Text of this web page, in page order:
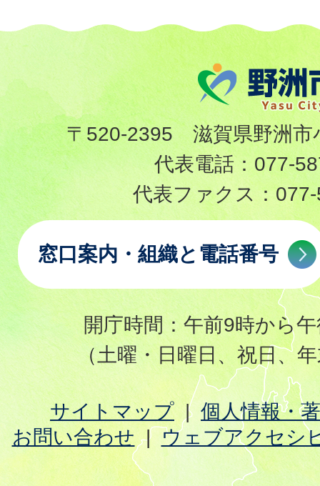
〒520-2395 滋賀県野洲市
代表電話： 077-
代表ファクス：
窓口案内・組織と電話番号
開庁時間：午前9時から
（土曜・日曜日、祝日、
サイトマップ
個人情報・
お問い合わせ
ウェブアクセシ